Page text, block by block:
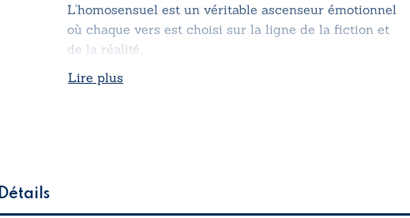
L’homosensuel est un véritable ascenseur émotionnel
où chaque vers est choisi sur la ligne de la fiction et
de la réalité…
Lire plus
Détails